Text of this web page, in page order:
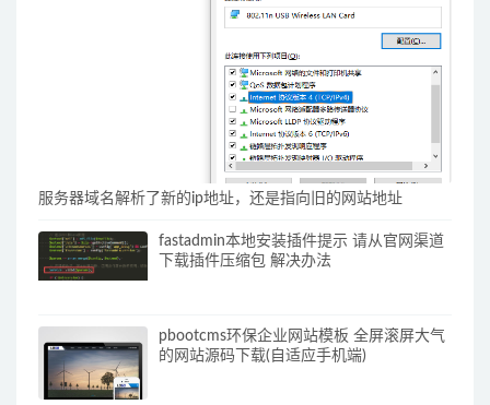
服务器域名解析了新的ip地址，还是指向旧的网站地址
fastadmin本地安装插件提示 请从官网渠道
下载插件压缩包 解决办法
pbootcms环保企业网站模板 全屏滚屏大气
的网站源码下载(自适应手机端)